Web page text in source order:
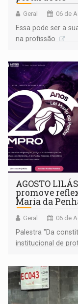
Geral 06 de
Essa pode ser a
na profissão
AGOSTO
promove
Maria da
Geral 06 de
Palestra "Da
institucional de
Goiás